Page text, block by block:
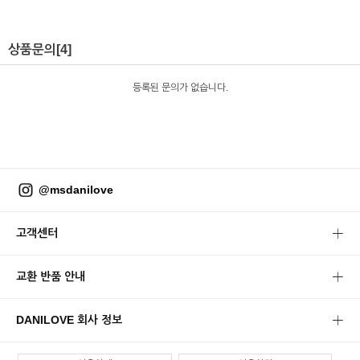
상품문의 [4]
등록된 문의가 없습니다.
@msdanilove
고객센터
교환 반품 안내
DANILOVE 회사 정보